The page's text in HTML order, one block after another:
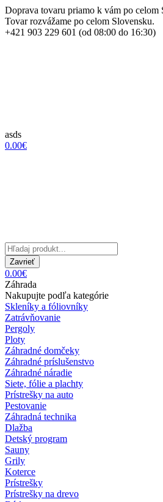
Doprava tovaru priamo k vám po celom
Tovar rozvážame po celom Slovensku.
+421 903 229 601 (od 08:00 do 16:30)
asds
0.00€
Zavrieť
0.00€
Záhrada
Nakupujte podľa kategórie
Skleníky a fóliovníky
Zatrávňovanie
Pergoly
Ploty
Záhradné domčeky
Záhradné príslušenstvo
Záhradné náradie
Siete, fólie a plachty
Prístrešky na auto
Pestovanie
Záhradná technika
Dlažba
Detský program
Sauny
Grily
Koterce
Prístrešky
Prístrešky na drevo